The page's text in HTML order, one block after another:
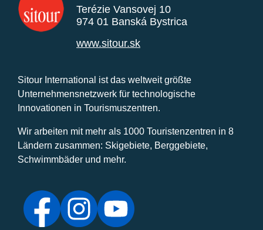
Terézie Vansovej 10
974 01 Banská Bystrica
www.sitour.sk
Sitour International ist das weltweit größte
Unternehmensnetzwerk für technologische
Innovationen in Tourismuszentren.
Wir arbeiten mit mehr als 1000 Touristenzentren in 8
Ländern zusammen: Skigebiete, Berggebiete,
Schwimmbäder und mehr.